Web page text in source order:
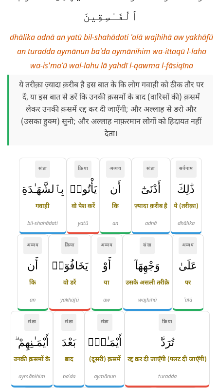
ٱلْفَـٰسِقِينَ
dhālika adnā an yatū bil-shahādati ʿalā wajhihā aw yakhāfū
an turadda aymānun baʿda aymānihim wa-ittaqū l-laha
wa-is'maʿū wal-lahu lā yahdī l-qawma l-fāsiqīna
ये तरीक़ा ज़्यादा क़रीब है इस बात के कि लोग गवाही को ठीक तौर पर
दें, या इस बात से डरें कि उनकी क़समों के बाद (वारिसों की) क़समें
लेकर उनकी क़समें रद्द कर दी जाएँगी; और अल्लाह से डरो और
(उसका हुक्म) सुनो; और अल्लाह नाफ़रमान लोगों को हिदायत नहीं
देता।
सर्वनाम
ذَٰلِكَ
ये (तरीक़ा)
dhālika
संज्ञा
أَدْنَىٰٓ
ज़्यादा क़रीब है
adnā
अव्यय
أَن
कि
an
क्रिया
يَأْتُوا۟
वो पेश करें
yatū
संज्ञा
بِٱلشَّهَـٰدَةِ
गवाही
bil-shahādati
अव्यय
عَلَىٰ
पर
ʿalā
संज्ञा
وَجْهِهَآ
उसके असली तरीक़े
wajhihā
अव्यय
أَوْ
या
aw
क्रिया
يَخَافُوٓا۟
वो डरें
yakhāfū
अव्यय
أَن
कि
an
क्रिया
تُرَدَّ
रद्द कर दी जाएँगी (पलट दी जाएँगी)
turadda
संज्ञा
أَيْمَـٰنٌۢ
(दूसरी) क़समें
aymānun
संज्ञा
بَعْدَ
बाद
baʿda
संज्ञा
أَيْمَـٰنِهِمْ ۗ
उनकी क़समों के
aymānihim